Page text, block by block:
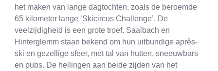
het maken van lange dagtochten, zoals de beroemde
65 kilometer lange ‘Skicircus Challenge’. De
veelzijdigheid is een grote troef. Saalbach en
Hinterglemm staan bekend om hun uitbundige après-
ski en gezellige sfeer, met tal van hutten, sneeuwbars
en pubs. De hellingen aan beide zijden van het